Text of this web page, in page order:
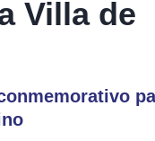
Villa de